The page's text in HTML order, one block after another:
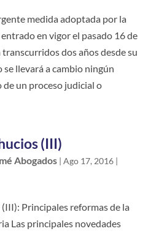
medida adoptada por la
en vigor el pasado 16 de
transcurridos dos años desde su
se llevará a cambio ningún
un proceso judicial o
(III)
Abogados| Ago 17, 2016|
Principales reformas de la
Las principales novedades